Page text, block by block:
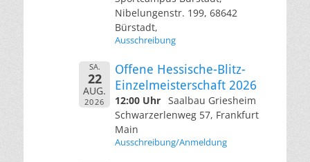
Nibelungenstr. 199, 68642
Bürstadt,
Ausschreibung
SA.
22
AUG.
2026
Offene Hessische-Blitz-
Einzelmeisterschaft 2026
12:00 Uhr Saalbau Griesheim
Schwarzerlenweg 57, Frankfurt
Main
Ausschreibung/Anmeldung